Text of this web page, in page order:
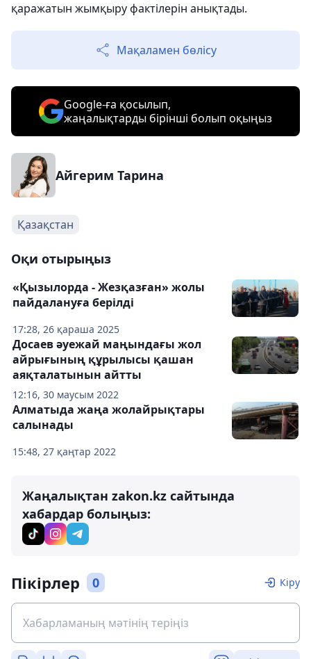
қаражатын жымқыру фактілерін анықтады.
Мақаламен бөлісу
Google-ға қосылып,
жаңалықтарды бірінші болып оқыңыз
Айгерим Тарина
Қазақстан
Оқи отырыңыз
17:28, 26 қараша 2025
«Қызылорда - Жезқазған» жолы
пайдалануға берілді
12:16, 30 маусым 2022
Досаев әуежай маңындағы жол
айрығының құрылысы қашан
аяқталатынын айтты
15:48, 27 қаңтар 2022
Алматыда жаңа жолайрықтары
салынады
Жаңалықтан zakon.kz сайтында
хабардар болыңыз:
Пікірлер 0 Кіру